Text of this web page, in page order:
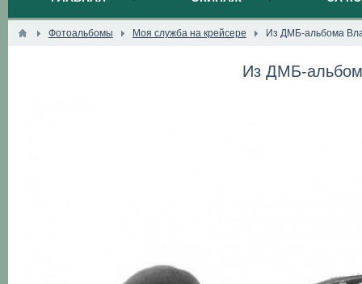
Фотоальбомы Моя служба на крейсере Из ДМБ-альбома
Из ДМБ-